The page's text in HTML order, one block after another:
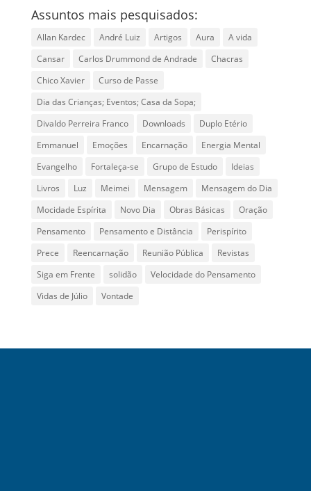
Assuntos mais pesquisados:
Allan Kardec André Luiz Artigos Aura
A vida
Cansar
Carlos Drummond de Andrade
Chacras
Chico Xavier
Curso de Passe
Dia das Crianças; Eventos; Casa da Sopa;
Divaldo Perreira Franco
Downloads
Duplo Etério
Emmanuel
Emoções Encarnação
Energia Mental
Evangelho
Fortaleça-se Grupo de Estudo
Ideias
Livros
Luz Meimei Mensagem
Mensagem do Dia
Mocidade Espírita
Novo Dia Obras Básicas
Oração
Pensamento
Pensamento e Distância
Perispírito
Prece
Reencarnação Reunião Pública
Revistas
Siga em Frente
solidão
Velocidade do Pensamento
Vidas de Júlio
Vontade